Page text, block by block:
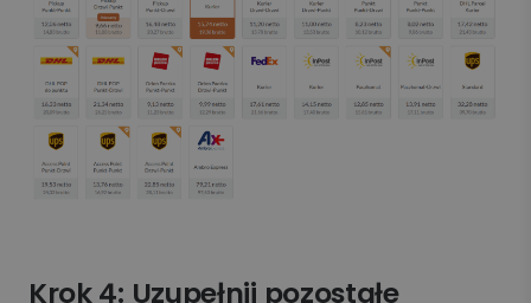
Krok 4: Uzupełnij pozostałe